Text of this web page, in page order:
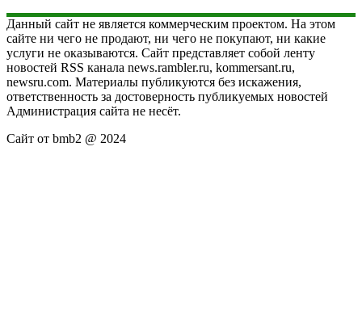
Данный сайт не является коммерческим проектом. На этом
сайте ни чего не продают, ни чего не покупают, ни какие
услуги не оказываются. Сайт представляет собой ленту
новостей RSS канала news.rambler.ru, kommersant.ru,
newsru.com. Материалы публикуются без искажения,
ответственность за достоверность публикуемых новостей
Администрация сайта не несёт.
Сайт от bmb2 @ 2024